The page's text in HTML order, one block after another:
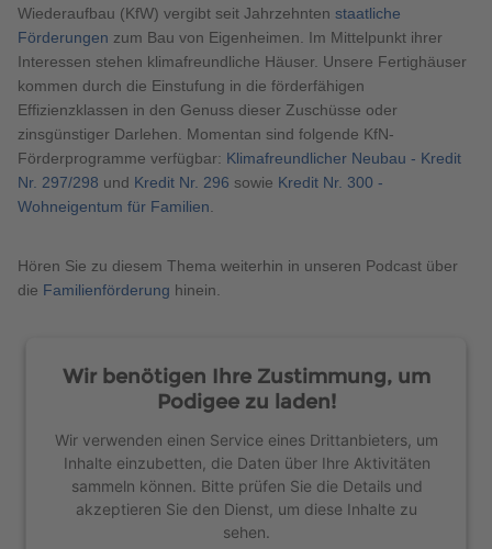
Wiederaufbau (KfW) vergibt seit Jahrzehnten staatliche
Förderungen zum Bau von Eigenheimen. Im Mittelpunkt ihrer
Interessen stehen klimafreundliche Häuser. Unsere Fertighäuser
kommen durch die Einstufung in die förderfähigen
Effizienzklassen in den Genuss dieser Zuschüsse oder
zinsgünstiger Darlehen. Momentan sind folgende KfN-
Förderprogramme verfügbar: Klimafreundlicher Neubau - Kredit
Nr. 297/298 und Kredit Nr. 296 sowie Kredit Nr. 300 -
Wohneigentum für Familien.
Hören Sie zu diesem Thema weiterhin in unseren Podcast über
die Familienförderung hinein.
Wir benötigen Ihre Zustimmung, um
Podigee zu laden!
Wir verwenden einen Service eines Drittanbieters, um
Inhalte einzubetten, die Daten über Ihre Aktivitäten
sammeln können. Bitte prüfen Sie die Details und
akzeptieren Sie den Dienst, um diese Inhalte zu
sehen.